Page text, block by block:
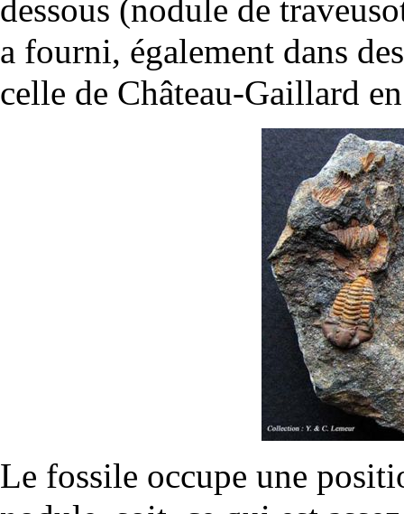
dessous (nodule de
a fourni, également dans
celle de Château-Gaillard
Le fossile occupe une